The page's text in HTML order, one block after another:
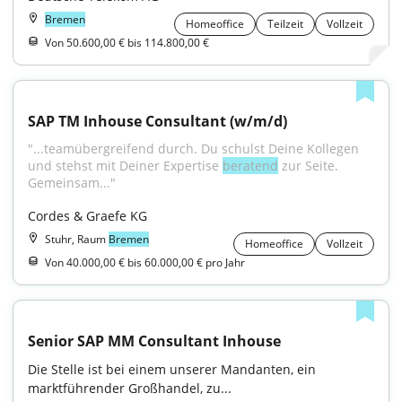
Bremen Homeoffice Teilzeit
Vollzeit
Von 50.600,00 € bis 114.800,00 €
SAP TM Inhouse Consultant (w/m/d)
"...teamübergreifend durch. Du schulst Deine Kollegen
und stehst mit Deiner Expertise beratend zur Seite.
Gemeinsam..."
Cordes & Graefe KG
Stuhr, Raum Bremen Homeoffice
Vollzeit
Von 40.000,00 € bis 60.000,00 € pro Jahr
Senior SAP MM Consultant Inhouse
Die Stelle ist bei einem unserer Mandanten, ein
marktführender Großhandel, zu...